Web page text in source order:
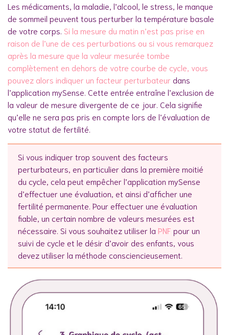
Les médicaments, la maladie, l’alcool, le stress, le manque
de sommeil peuvent tous perturber la température basale
de votre corps. Si la mesure du matin n’est pas prise en
raison de l’une de ces perturbations ou si vous remarquez
après la mesure que la valeur mesurée tombe
complètement en dehors de votre courbe de cycle, vous
pouvez alors indiquer un facteur perturbateur dans
l’application mySense. Cette entrée entraîne l’exclusion de
la valeur de mesure divergente de ce jour. Cela signifie
qu’elle ne sera pas pris en compte lors de l’évaluation de
votre statut de fertilité.
Si vous indiquer trop souvent des facteurs
perturbateurs, en particulier dans la première moitié
du cycle, cela peut empêcher l’application mySense
d’effectuer une évaluation, et ainsi d’afficher une
fertilité permanente. Pour effectuer une évaluation
fiable, un certain nombre de valeurs mesurées est
nécessaire. Si vous souhaitez utiliser la PNF pour un
suivi de cycle et le désir d’avoir des enfants, vous
devez utiliser la méthode consciencieusement.